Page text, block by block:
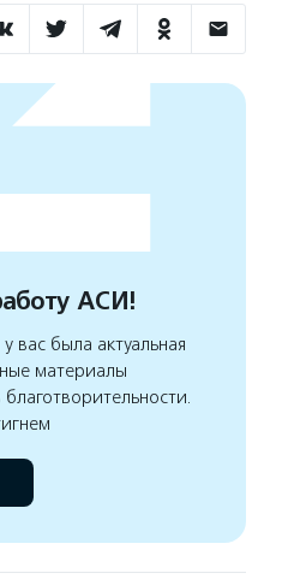
АСИ!
была актуальная
материалы